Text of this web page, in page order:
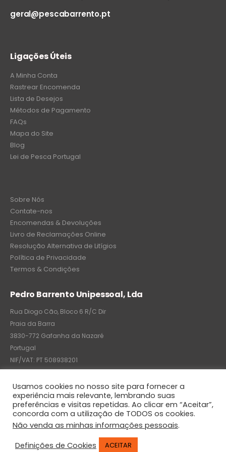
geral@pescabarrento.pt
Ligações Úteis
A Minha Conta
Rastrear Encomenda
Lista de Desejos
Métodos de Pagamento
FAQs
Mapa do Site
Blog
Lei de Pesca Portugal
Sobre Nós
Contate-nos
Encomendas & Devoluções
Livro de Reclamações Online
Resolução Alternativa de Litígios
Política de Privacidade
Termos & Condições
Pedro Barrento Unipessoal, Lda
Rua Diogo Cão, Bloco 6 R/C Dir
Praia da Barra
3830-772 Gafanha da Nazaré
Portugal
NIF/VAT: PT 508938201
C.R.C.: 7004-8522-6075
© Pedro Barrento Unipessoal, Lda. 2020. All Rights Reserved
Usamos cookies no nosso site para fornecer a
experiência mais relevante, lembrando suas
preferências e visitas repetidas. Ao clicar em “Aceitar”,
concorda com a utilização de TODOS os cookies.
Não venda as minhas informações pessoais.
Definições de Cookies
ACEITAR